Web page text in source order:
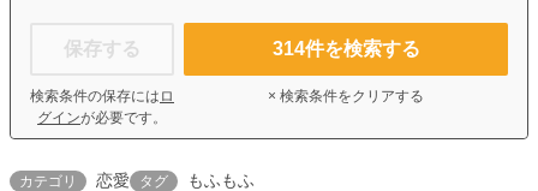
保存する
検索条件の保存には ロ
グインが必要です。
314件を検索する
× 検索条件をクリアする
カテゴリ 恋愛 タグ もふもふ